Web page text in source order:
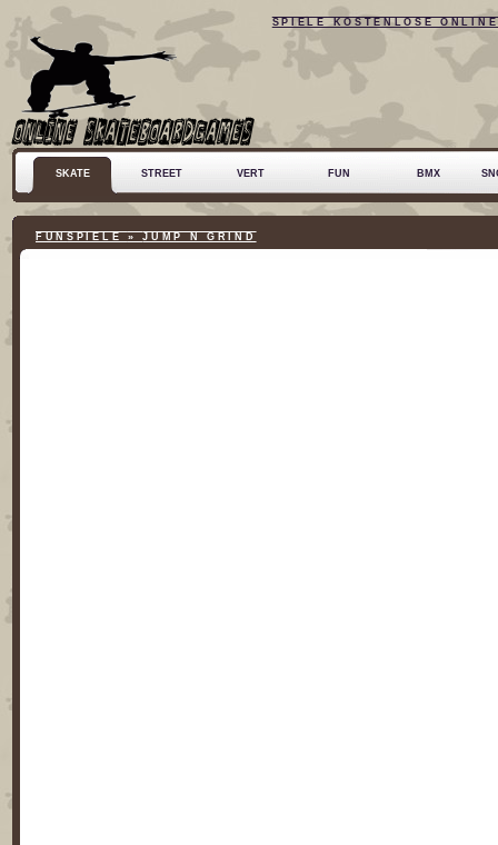
SPIELE KOSTENLOSE
SKATE STREET VERT FUN BMX
FUNSPIELE »JUMP N GRIND